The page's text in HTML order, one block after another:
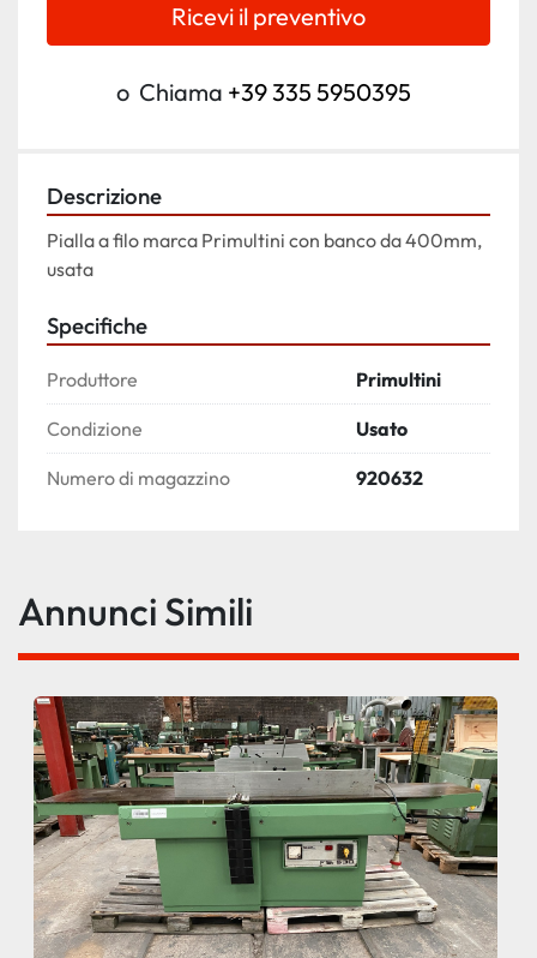
Ricevi il preventivo
o Chiama +39 335 5950395
Descrizione
Pialla a filo marca Primultini con banco da 400mm,
usata
Specifiche
Produttore Primultini
Condizione Usato
Numero di magazzino 920632
Annunci Simili